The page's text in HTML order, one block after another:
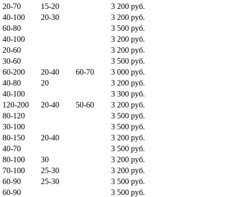
20-70 15-20
3 200 руб.
40-100 20-30
3 200 руб.
60-80
3 500 руб.
40-100
3 200 руб.
20-60
3 200 руб.
30-60
3 500 руб.
60-200 20-40 60-70
3 000 руб.
40-80 20
3 200 руб.
40-100
3 300 руб.
120-200 20-40 50-60
3 200 руб.
80-120
3 500 руб.
30-100
3 500 руб.
80-150 20-40
3 200 руб.
40-70
3 500 руб.
80-100 30
3 200 руб.
70-100 25-30
3 200 руб.
60-90 25-30
3 500 руб.
60-90
3 500 руб.